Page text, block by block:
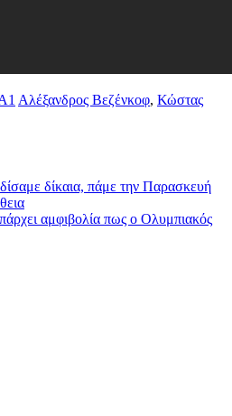
Αλέξανδρος Βεζένκοφ, Κώστας
δίκαια, πάμε την Παρασκευή
αμφιβολία πως ο Ολυμπιακός